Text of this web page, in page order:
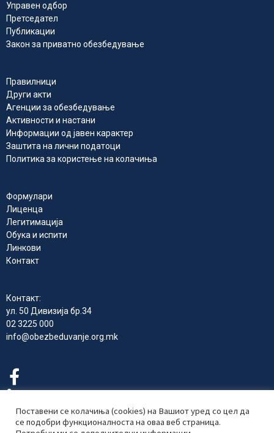
Управен одбор
Претседател
Публикации
Закон за приватно обезбедување
Правилници
Други акти
Агенции за обезбедување
Активности и настани
Информации од јавен карактер
Заштита на лични податоци
Политика за користење на колачиња
Формулари
Лиценца
Легитимација
Обука и испити
Линкови
Контакт
Контакт:
ул. 50 Дивизија бр.34
02 3225 000
info@obezbeduvanje.org.mk
Поставени се колачиња (cookies) на Вашиот уред со цел да
се подобри функционалноста на оваа веб страница.